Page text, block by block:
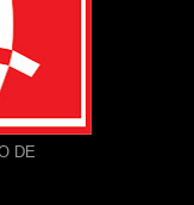
DE